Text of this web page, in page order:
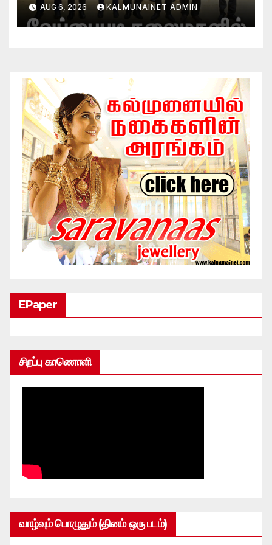
AUG 6, 2026 KALMUNAINET ADMIN
EPaper
சிறப்பு காணொளி
வாழ்வும் பொழுதும் (தினம் ஒரு படம்)